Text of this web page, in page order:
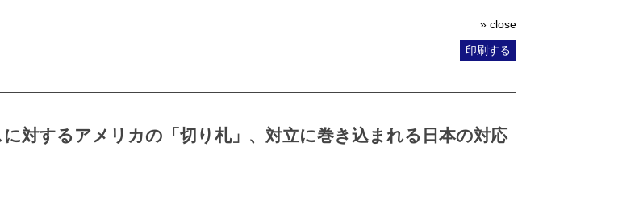
» close
印刷する
に対するアメリカの「切り札」、対立に巻き込まれる日本の対応